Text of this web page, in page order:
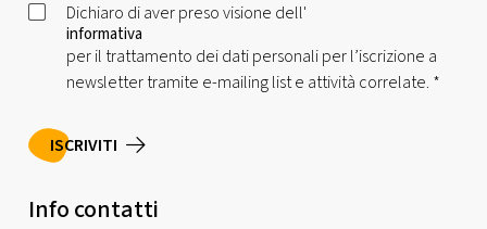
Dichiaro di aver preso visione dell'
informativa
per il trattamento dei dati personali per l’iscrizione a
newsletter tramite e-mailing list e attività correlate. *
ISCRIVITI
Info contatti